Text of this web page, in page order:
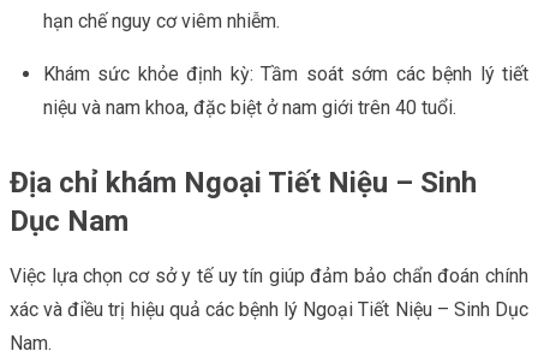
hạn chế nguy cơ viêm nhiễm.
Khám sức khỏe định kỳ: Tầm soát sớm các bệnh lý tiết
niệu và nam khoa, đặc biệt ở nam giới trên 40 tuổi.
Địa chỉ khám Ngoại Tiết Niệu – Sinh
Dục Nam
Việc lựa chọn cơ sở y tế uy tín giúp đảm bảo chẩn đoán chính
xác và điều trị hiệu quả các bệnh lý Ngoại Tiết Niệu – Sinh Dục
Nam.